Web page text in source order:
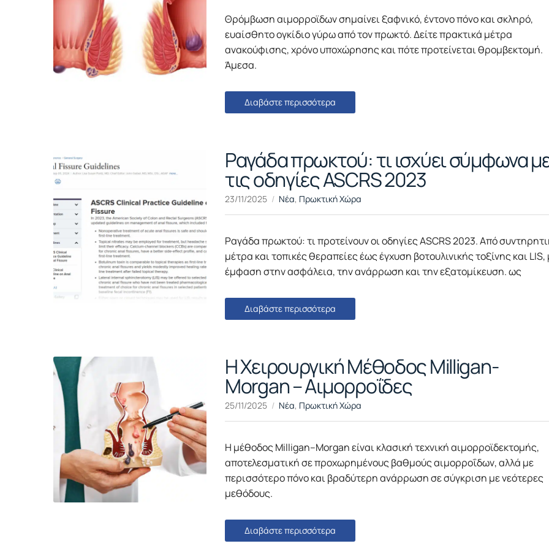
Θρόμβωση αιμορροϊδων σημαίνει ξαφνικό, έντονο πόνο και σκληρό,
ευαίσθητο ογκίδιο γύρω από τον πρωκτό. Δείτε πρακτικά μέτρα
ανακούφισης, χρόνο υποχώρησης και πότε προτείνεται θρομβεκτομή.
Άμεσα.
Διαβάστε περισσότερα
Ραγάδα πρωκτού: τι ισχύει σύμφωνα
τις οδηγίες ASCRS 2023
23/11/2025 Νέα, Πρωκτική Χώρα
Ραγάδα πρωκτού: τι προτείνουν οι οδηγίες ASCRS 2023. Από
μέτρα και τοπικές θεραπείες έως έγχυση βοτουλινικής τοξίνης και LIS,
έμφαση στην ασφάλεια, την ανάρρωση και την εξατομίκευση. ως
Διαβάστε περισσότερα
Η Χειρουργική Μέθοδος Milligan-
Morgan – Αιμορροΐδες
25/11/2025 Νέα, Πρωκτική Χώρα
Η μέθοδος Milligan–Morgan είναι κλασική τεχνική αιμορροϊδεκτομής,
αποτελεσματική σε προχωρημένους βαθμούς αιμορροΐδων, αλλά με
περισσότερο πόνο και βραδύτερη ανάρρωση σε σύγκριση με νεότερες
μεθόδους.
Διαβάστε περισσότερα